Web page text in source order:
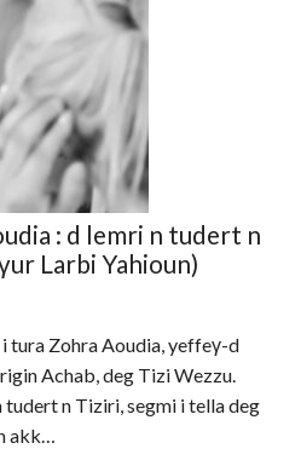
: d lemri n tudert n
Larbi Yahioun)
tura Zohra Aoudia, yeffeγ-d
Achab, deg Tizi Wezzu.
tudert n Tiziri, segmi i tella deg
akk…